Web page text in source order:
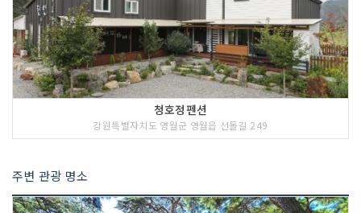
청호정펜션
강원특별자치도 영월군 영월읍 선돌길 249
주변 관광 명소